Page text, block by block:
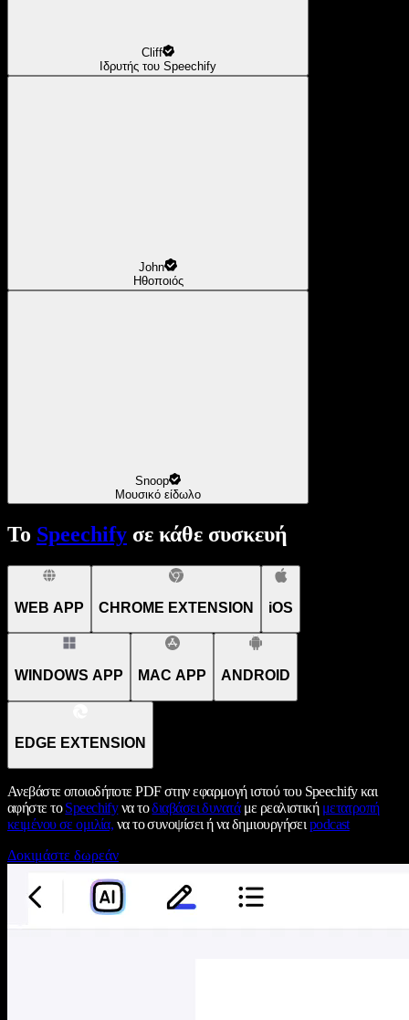
Cliff
Ιδρυτής του Speechify
John
Ηθοποιός
Snoop
Μουσικό είδωλο
Το Speechify σε κάθε συσκευή
WEB APP CHROME EXTENSION iOS
WINDOWS APP MAC APP ANDROID
EDGE EXTENSION
Ανεβάστε οποιοδήποτε PDF στην εφαρμογή ιστού του Speechify και
αφήστε τοSpeechifyνα τοδιαβάσει δυνατάμε ρεαλιστική μετατροπή
κειμένου σε ομιλία, να το συνοψίσει ή να δημιουργήσει podcast
Δοκιμάστε δωρεάν